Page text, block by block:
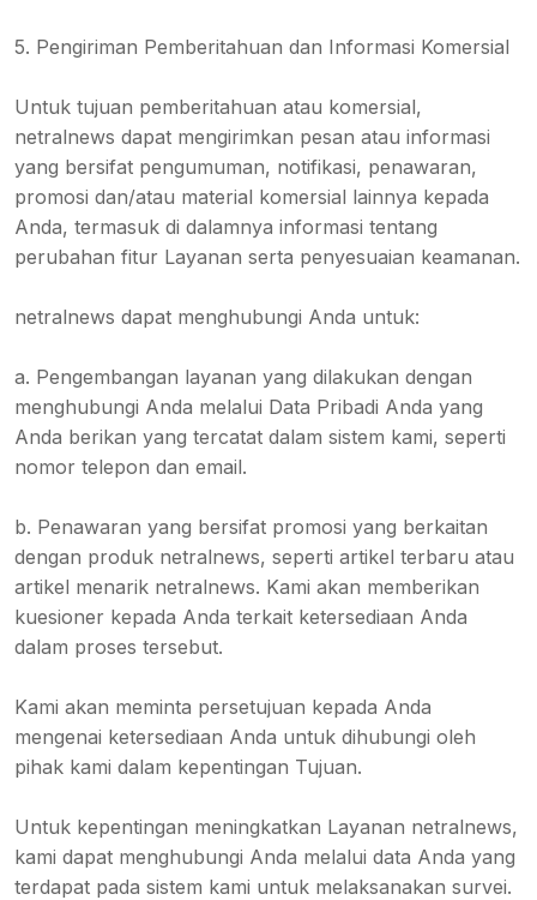
5. Pengiriman Pemberitahuan dan Informasi Komersial
Untuk tujuan pemberitahuan atau komersial,
netralnews dapat mengirimkan pesan atau informasi
yang bersifat pengumuman, notifikasi, penawaran,
promosi dan/atau material komersial lainnya kepada
Anda, termasuk di dalamnya informasi tentang
perubahan fitur Layanan serta penyesuaian keamanan.
netralnews dapat menghubungi Anda untuk:
a. Pengembangan layanan yang dilakukan dengan
menghubungi Anda melalui Data Pribadi Anda yang
Anda berikan yang tercatat dalam sistem kami, seperti
nomor telepon dan email.
b. Penawaran yang bersifat promosi yang berkaitan
dengan produk netralnews, seperti artikel terbaru atau
artikel menarik netralnews. Kami akan memberikan
kuesioner kepada Anda terkait ketersediaan Anda
dalam proses tersebut.
Kami akan meminta persetujuan kepada Anda
mengenai ketersediaan Anda untuk dihubungi oleh
pihak kami dalam kepentingan Tujuan.
Untuk kepentingan meningkatkan Layanan netralnews,
kami dapat menghubungi Anda melalui data Anda yang
terdapat pada sistem kami untuk melaksanakan survei.